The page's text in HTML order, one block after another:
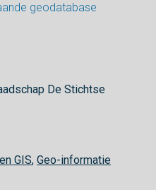
geodatabase
De Stichtse
GIS, Geo-informatie